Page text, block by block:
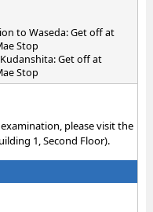
to Waseda: Get off at
Stop
Get off at
Stop
please visit the
1, Second Floor).